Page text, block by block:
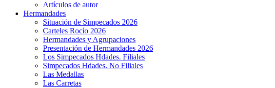
Artículos de autor
Hermandades
Situación de Simpecados 2026
Carteles Rocío 2026
Hermandades y Agrupaciones
Presentación de Hermandades 2026
Los Simpecados Hdades. Filiales
Simpecados Hdades. No Filiales
Las Medallas
Las Carretas